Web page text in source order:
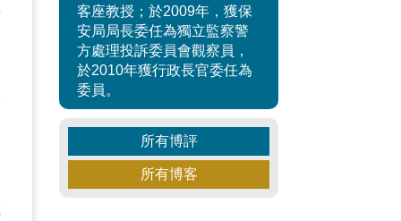
客座教授；於2009年，獲保
安局局長委任為獨立監察警
方處理投訴委員會觀察員，
於2010年獲行政長官委任為
委員。
所有博評
所有博客